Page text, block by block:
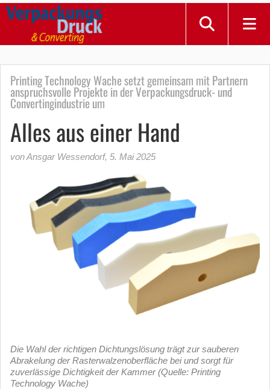
Printing Technology Wache setzt gemeinsam mit Partnern
anspruchsvolle Projekte in der Verpackungsdruck- und
Convertingindustrie um
Alles aus einer Hand
von Ansgar Wessendorf, 5. Mai 2025
Die Wahl der richtigen Dichtungslösung trägt zur sauberen
Abrakelung der Rasterwalzenoberfläche bei und sorgt für
zuverlässige Dichtigkeit der Kammer (Quelle: Printing
Technology Wache)